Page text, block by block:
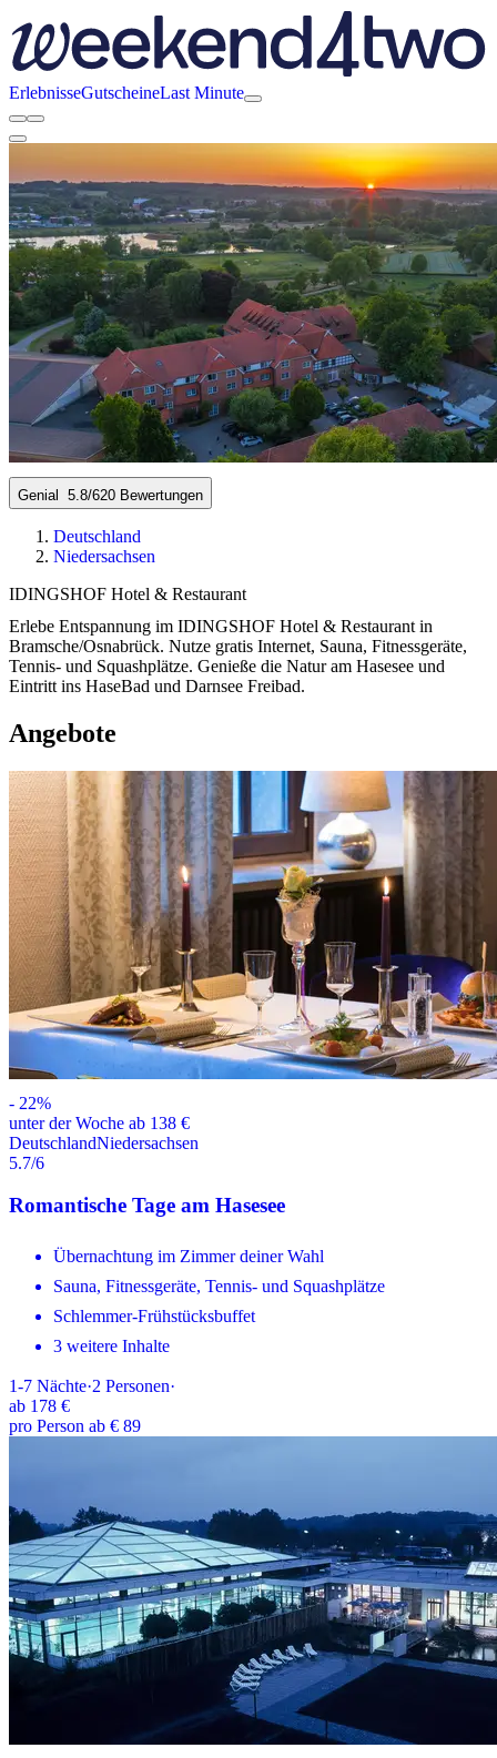
ErlebnisseGutscheineLast Minute
Genial 5.8/620 Bewertungen
Deutschland
Niedersachsen
IDINGSHOF Hotel & Restaurant
Erlebe Entspannung im IDINGSHOF Hotel & Restaurant in
Bramsche/Osnabrück. Nutze gratis Internet, Sauna, Fitnessgeräte,
Tennis- und Squashplätze. Genieße die Natur am Hasesee und
Eintritt ins HaseBad und Darnsee Freibad.
Angebote
- 22%
unter der Woche ab 138 €
DeutschlandNiedersachsen
5.7/6
Romantische Tage am Hasesee
Übernachtung im Zimmer deiner Wahl
Sauna, Fitnessgeräte, Tennis- und Squashplätze
Schlemmer-Frühstücksbuffet
3 weitere Inhalte
1-7 Nächte·2 Personen·
ab 178 €
pro Person ab € 89